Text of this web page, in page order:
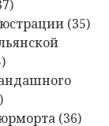
(35)
(36)